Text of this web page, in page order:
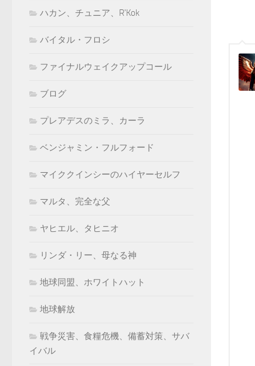
ハカン、チュニア、R'Kok
バイタル・フロシ
ファイナルウェイクアップコール
ブログ
プレアデスのミラ、カーラ
ベンジャミン・フルフォード
マイククインシーのハイヤーセルフ
マルタ、完全な父
ヤヒエル、タヒニオ
リンダ・リー、母なる神
地球同盟、ホワイトハット
地球解放
戦争災害、食糧危機、備蓄対策、サバ
イバル